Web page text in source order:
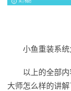
小鱼重装系统
以上的全部内
大师怎么样的讲